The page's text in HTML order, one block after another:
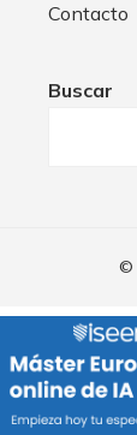
Contacto
Buscar
©